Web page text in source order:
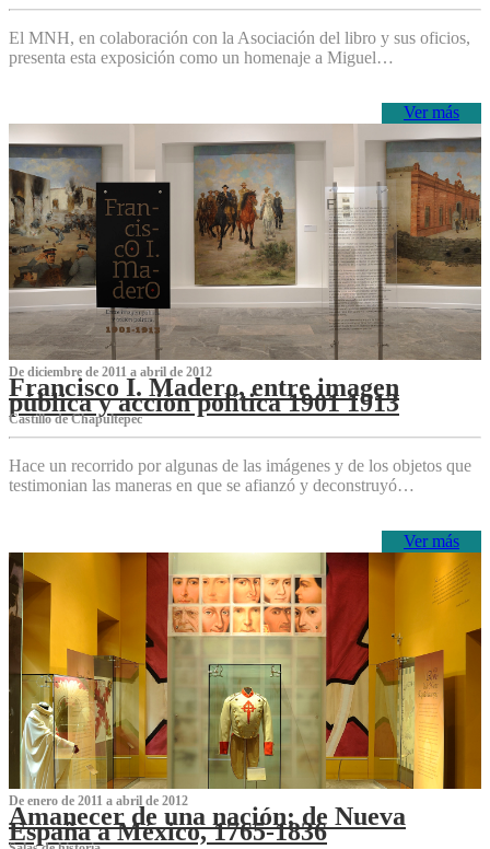
El MNH, en colaboración con la Asociación del libro y sus oficios,
presenta esta exposición como un homenaje a Miguel…
Ver más
De diciembre de 2011 a abril de 2012
Francisco I. Madero, entre imagen
pública y acción política 1901 1913
Castillo de Chapultepec
Hace un recorrido por algunas de las imágenes y de los objetos que
testimonian las maneras en que se afianzó y deconstruyó…
Ver más
De enero de 2011 a abril de 2012
Amanecer de una nación: de Nueva
España a México, 1765-1836